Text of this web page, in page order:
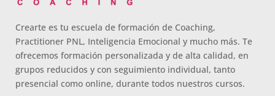
Crearte es tu escuela de formación de Coaching,
Practitioner PNL, Inteligencia Emocional y mucho más. Te
ofrecemos formación personalizada y de alta calidad, en
grupos reducidos y con seguimiento individual, tanto
presencial como online, durante todos nuestros cursos.